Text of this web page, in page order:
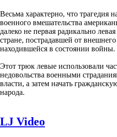
Весьма характерно, что трагедия
военного вмешательства
далеко не первая радикально
стране, пострадавшей от
находившейся в состоянии войны.
Этот трюк левые использовали
недовольства военными
власти, а затем начать
народа.
LJ Video